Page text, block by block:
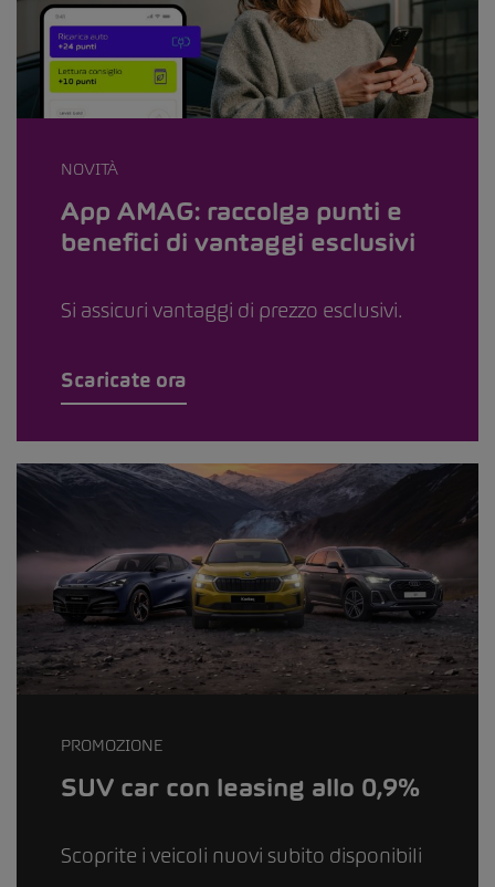
NOVITÀ
App AMAG: raccolga punti e
benefici di vantaggi esclusivi
Si assicuri vantaggi di prezzo esclusivi.
Scaricate ora
PROMOZIONE
SUV car con leasing allo 0,9%
Scoprite i veicoli nuovi subito disponibili